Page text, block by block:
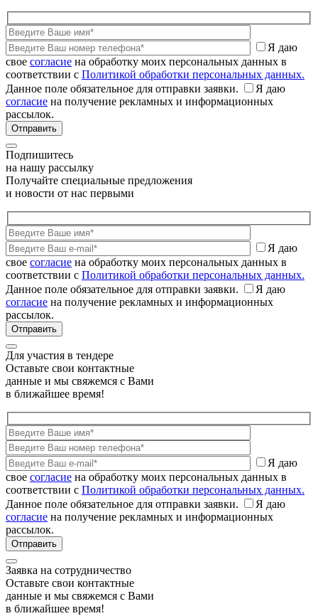
Я даю
свое согласие на обработку моих персональных данных в
соответствии с Политикой обработки персональных данных.
Данное поле обязательное для отправки заявки.
Я даю
согласие на получение рекламных и информационных
рассылок.
Подпишитесь
на нашу рассылку
Получайте специальные предложения
и новости от нас первыми
Я даю
свое согласие на обработку моих персональных данных в
соответствии с Политикой обработки персональных данных.
Данное поле обязательное для отправки заявки.
Я даю
согласие на получение рекламных и информационных
рассылок.
Для участия в тендере
Оставьте свои контактные
данные и мы свяжемся с Вами
в ближайшее время!
Я даю
свое согласие на обработку моих персональных данных в
соответствии с Политикой обработки персональных данных.
Данное поле обязательное для отправки заявки.
Я даю
согласие на получение рекламных и информационных
рассылок.
Заявка на сотрудничество
Оставьте свои контактные
данные и мы свяжемся с Вами
в ближайшее время!